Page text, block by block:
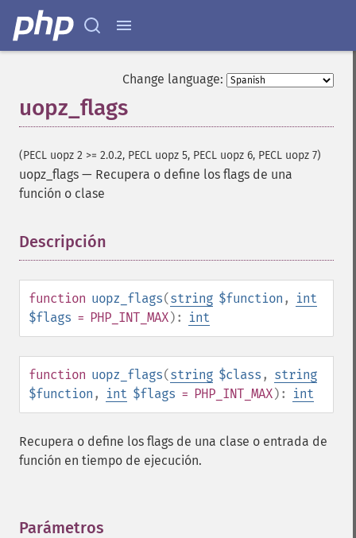
Change language:
uopz_flags
(PECL uopz 2 >= 2.0.2, PECL uopz 5, PECL uopz 6, PECL uopz 7)
uopz_flags — Recupera o define los flags de una
función o clase
Descripción
function uopz_flags(string $function ,
int
$flags = PHP_INT_MAX): int
function uopz_flags(string $class , string
$function , int $flags = PHP_INT_MAX): int
Recupera o define los flags de una clase o entrada de
función en tiempo de ejecución.
Parámetros